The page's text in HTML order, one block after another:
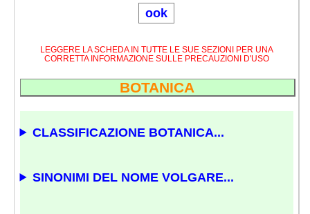
ook
LEGGERE LA SCHEDA IN TUTTE LE SUE SEZIONI PER UNA
CORRETTA INFORMAZIONE SULLE PRECAUZIONI D'USO
BOTANICA
CLASSIFICAZIONE BOTANICA...
SINONIMI DEL NOME VOLGARE...